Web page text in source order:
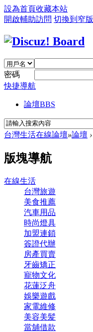
設為首頁收藏本站
開啟輔助訪問 切換到窄版
密碼
快捷導航
論壇BBS
台灣生活在線論壇»論壇 ›
版塊導航
在線生活
台灣旅遊
美食推薦
汽車用品
時尚燈具
加盟連鎖
簽證代辦
房產買賣
牙齒矯正
寵物文化
花蓮泛舟
娛樂遊戲
家電維修
美容美髪
當舖借款